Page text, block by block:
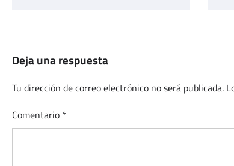
Deja una respuesta
Tu dirección de correo electrónico no será publicada.
Comentario *